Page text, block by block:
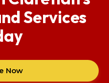
Services
Now